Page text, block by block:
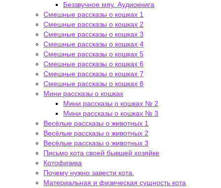
Беззвучное мяу. Аудиокнига
Смешные рассказы о кошках 1
Смешные рассказы о кошках 2
Смешные рассказы о кошках 3
Смешные рассказы о кошках 4
Смешные рассказы о кошках 5
Смешные рассказы о кошках 6
Смешные рассказы о кошках 7
Смешные рассказы о кошках 8
Мини рассказы о кошках
Мини рассказы о кошках № 2
Мини рассказы о кошках № 3
Весёлые рассказы о животных 1
Весёлые рассказы о животных 2
Весёлые рассказы о животных 3
Письмо кота своей бывшей хозяйке
Котофизика
Почему нужно завести кота.
Материальная и физическая сущность кота